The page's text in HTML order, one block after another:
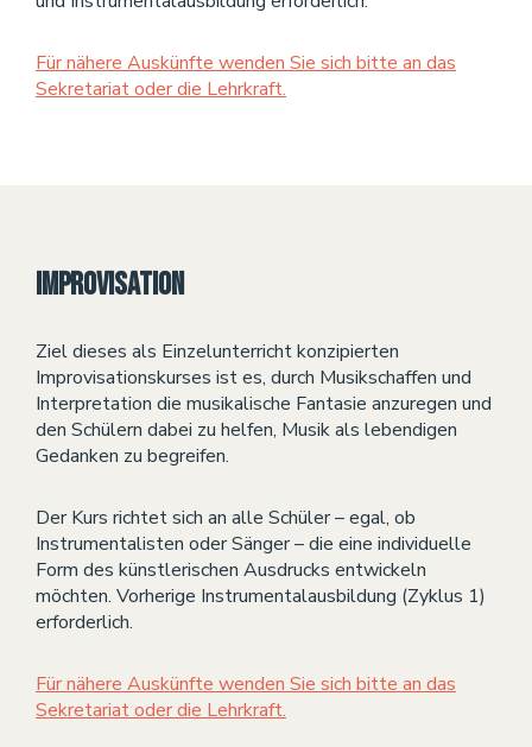
Für nähere Auskünfte wenden Sie sich bitte an das
Sekretariat oder die Lehrkraft.
Improvisation
Ziel dieses als Einzelunterricht konzipierten
Improvisationskurses ist es, durch Musikschaffen und
Interpretation die musikalische Fantasie anzuregen und
den Schülern dabei zu helfen, Musik als lebendigen
Gedanken zu begreifen.
Der Kurs richtet sich an alle Schüler – egal, ob
Instrumentalisten oder Sänger – die eine individuelle
Form des künstlerischen Ausdrucks entwickeln
möchten. Vorherige Instrumentalausbildung (Zyklus 1)
erforderlich.
Für nähere Auskünfte wenden Sie sich bitte an das
Sekretariat oder die Lehrkraft.